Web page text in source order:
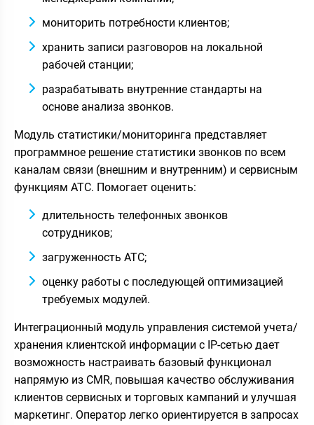
мониторить потребности клиентов;
хранить записи разговоров на локальной
рабочей станции;
разрабатывать внутренние стандарты на
основе анализа звонков.
Модуль статистики/мониторинга представляет
программное решение статистики звонков по всем
каналам связи (внешним и внутренним) и сервисным
функциям АТС. Помогает оценить:
длительность телефонных звонков
сотрудников;
загруженность АТС;
оценку работы с последующей оптимизацией
требуемых модулей.
Интеграционный модуль управления системой учета/
хранения клиентской информации с IP-сетью дает
возможность настраивать базовый функционал
напрямую из СMR, повышая качество обслуживания
клиентов сервисных и торговых кампаний и улучшая
маркетинг. Оператор легко ориентируется в запросах